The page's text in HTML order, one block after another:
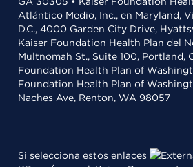
Atlántico Medio, Inc., en Maryland,
D.C., 4000 Garden City Drive,
Kaiser Foundation Health Plan del
Multnomah St., Suite 100, Portland,
Foundation Health Plan of
Foundation Health Plan of
Naches Ave, Renton, WA 98057
Si selecciona estos enlaces